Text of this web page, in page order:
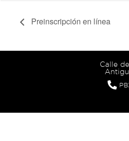
Preinscripción en línea
Calle